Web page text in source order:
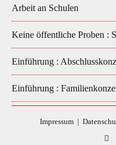
Arbeit an Schulen
Keine öffentliche Proben :
Einführung :
Einführung :
Impressum|